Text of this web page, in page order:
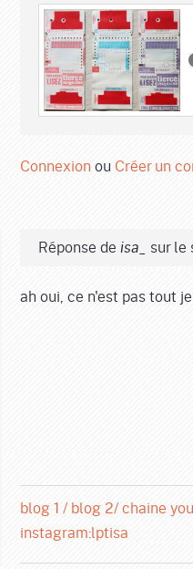
Connexion ou Créer un
Réponse de isa_ sur le
ah oui, ce n'est pas tout
blog 1 / blog 2/chaine
instagram:lptisa